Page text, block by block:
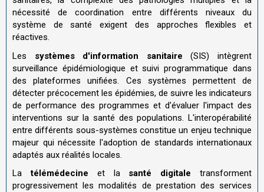
nécessité de coordination entre différents niveaux du
système de santé exigent des approches flexibles et
réactives.
Les systèmes d'information sanitaire (SIS) intègrent
surveillance épidémiologique et suivi programmatique dans
des plateformes unifiées. Ces systèmes permettent de
détecter précocement les épidémies, de suivre les indicateurs
de performance des programmes et d'évaluer l'impact des
interventions sur la santé des populations. L'interopérabilité
entre différents sous-systèmes constitue un enjeu technique
majeur qui nécessite l'adoption de standards internationaux
adaptés aux réalités locales.
Latélémédecine et la santé digitale transforment
progressivement les modalités de prestation des services